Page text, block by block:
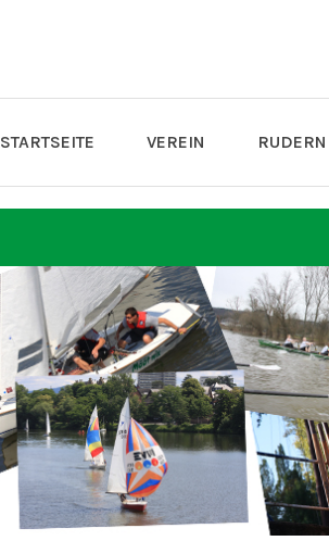
STARTSEITE VEREIN RUDERN